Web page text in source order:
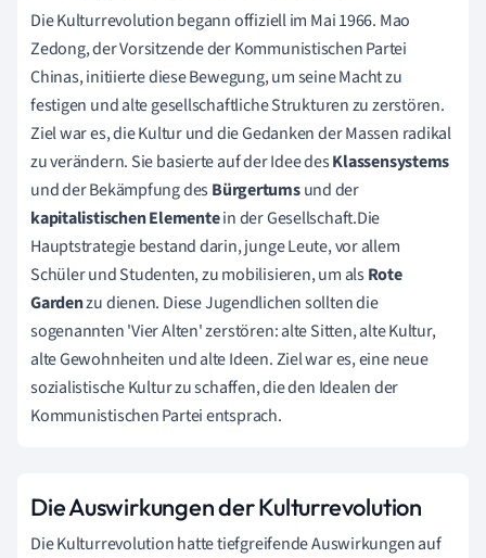
Die Kulturrevolution begann offiziell im Mai 1966. Mao
Zedong, der Vorsitzende der Kommunistischen Partei
Chinas, initiierte diese Bewegung, um seine Macht zu
festigen und alte gesellschaftliche Strukturen zu zerstören.
Ziel war es, die Kultur und die Gedanken der Massen radikal
zu verändern. Sie basierte auf der Idee desKlassensystems
und der Bekämpfung desBürgertumsund der
kapitalistischen Elementein der Gesellschaft.Die
Hauptstrategie bestand darin, junge Leute, vor allem
Schüler und Studenten, zu mobilisieren, um alsRote
Gardenzu dienen. Diese Jugendlichen sollten die
sogenannten 'Vier Alten' zerstören: alte Sitten, alte Kultur,
alte Gewohnheiten und alte Ideen. Ziel war es, eine neue
sozialistische Kultur zu schaffen, die den Idealen der
Kommunistischen Partei entsprach.
Die Auswirkungen der Kulturrevolution
Die Kulturrevolution hatte tiefgreifende Auswirkungen auf